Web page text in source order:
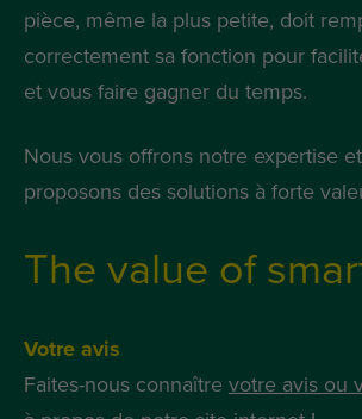
pièce, même la plus petite, doit
correctement sa fonction pour
et vous faire gagner du temps.
Nous vous offrons notre expertise
proposons des solutions à forte
The value of
Votre avis
Faites-nous connaître votre avis ou